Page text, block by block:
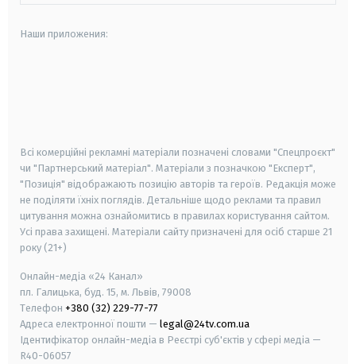
Наши приложения:
Всі комерційні рекламні матеріали позначені словами "Спецпроєкт"
чи "Партнерський матеріал". Матеріали з позначкою "Експерт",
"Позиція" відображають позицію авторів та героїв. Редакція може
не поділяти їхніх поглядів. Детальніше щодо реклами та правил
цитування можна ознайомитись в правилах користування сайтом.
Усі права захищені. Матеріали сайту призначені для осіб старше 21
року (21+)
Онлайн-медіа «24 Канал»
пл. Галицька, буд. 15, м. Львів, 79008
Телефон +380 (32) 229-77-77
Адреса електронної пошти — legal@24tv.com.ua
Ідентифікатор онлайн-медіа в Реєстрі суб'єктів у сфері медіа —
R40-06057